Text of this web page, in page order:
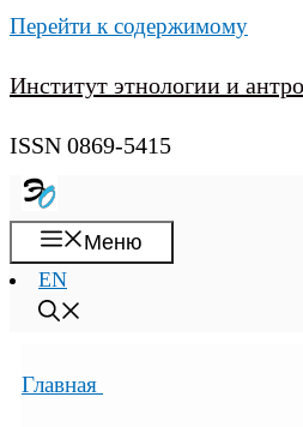
Перейти к содержимому
Институт этнологии и
ISSN 0869-5415
Меню
EN
Главная